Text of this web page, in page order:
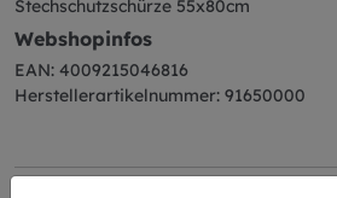
Stechschutzschürze 55x80cm
Webshopinfos
EAN: 4009215046816
Herstellerartikelnummer: 91650000